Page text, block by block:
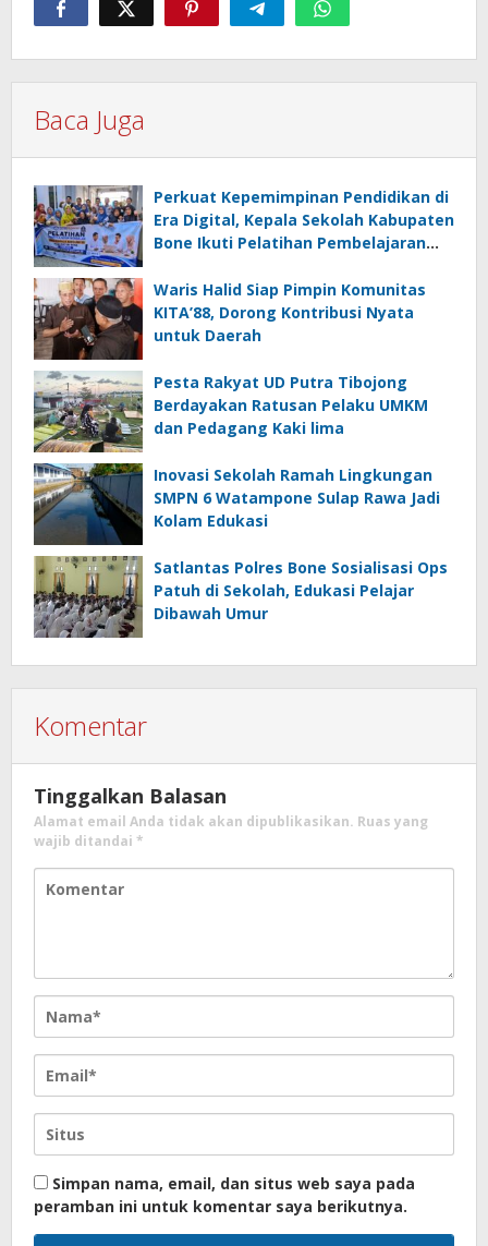
Baca Juga
Perkuat Kepemimpinan Pendidikan di
Era Digital, Kepala Sekolah Kabupaten
Bone Ikuti Pelatihan Pembelajaran
Artifisial
Waris Halid Siap Pimpin Komunitas
KITA’88, Dorong Kontribusi Nyata
untuk Daerah
Pesta Rakyat UD Putra Tibojong
Berdayakan Ratusan Pelaku UMKM
dan Pedagang Kaki lima
Inovasi Sekolah Ramah Lingkungan
SMPN 6 Watampone Sulap Rawa Jadi
Kolam Edukasi
Satlantas Polres Bone Sosialisasi Ops
Patuh di Sekolah, Edukasi Pelajar
Dibawah Umur
Komentar
Tinggalkan Balasan
Alamat email Anda tidak akan dipublikasikan. Ruas yang
wajib ditandai *
Simpan nama, email, dan situs web saya pada
peramban ini untuk komentar saya berikutnya.